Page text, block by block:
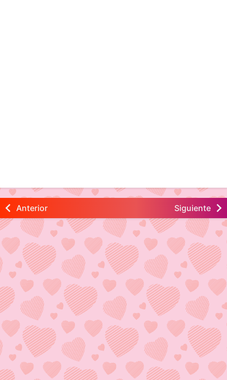
Anterior Siguiente